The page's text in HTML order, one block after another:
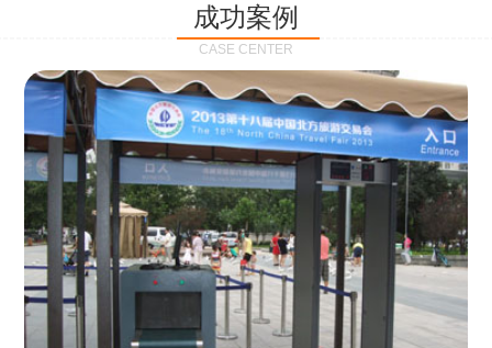
作站也能自动为执法记录仪充充电、校校时，做执法
记录仪的贴心小"保姆"。随着群众法律意识的逐步提
高，行政执法行为更加"阳光、透明"，通过工作站可
以随时调取证据视频，精准查阅现场资料，直戳了当
的展示给行政相对人看，有效的减少了行政相对人对
城管执法行为的误解，树立了执法的公信力。
定位模块，可通过移动网络将位置信息实时发送到监
控中心，在平台的电子地图上显示出设备的具体位
置，实时查看执法人员到岗情况及根据执法环境迅速
调配周边执法人员。同时，内置NFC芯片，可支持身
份证查验等拓展功能，在实战中发挥着重要的作用，
能广泛应用于交警公安执法、卫生监督、城管执法、
海关执法、路政、质量监督、林业园林、消防、质量
监督、公路铁路等各个领域。
成功案例
CASE CENTER